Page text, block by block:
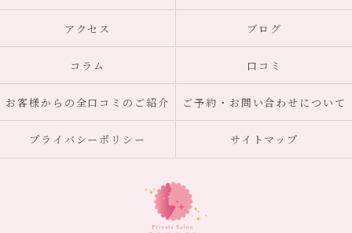
アクセス ブログ
コラム 口コミ
お客様からの全口コミのご紹介 ご予約・お問い合わせについて
プライバシーポリシー サイトマップ